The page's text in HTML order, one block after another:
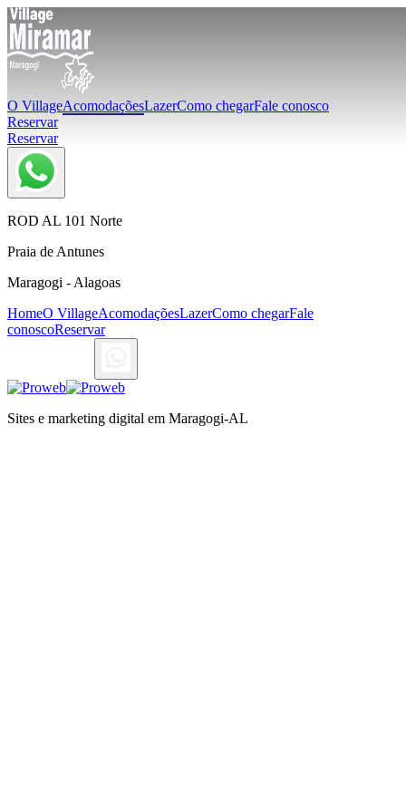
O VillageAcomodaçõesLazerComo chegarFale conosco
Reservar
Reservar
ROD AL 101 Norte
Praia de Antunes
Maragogi - Alagoas
HomeO VillageAcomodaçõesLazerComo chegarFale
conoscoReservar
Sites e marketing digital em Maragogi-AL